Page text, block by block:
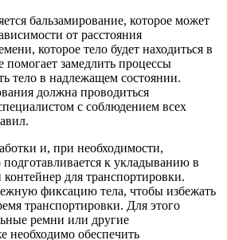
бальзамирование, которое может
от расстояния
которое тело будет находиться в
помогает замедлить процессы
тело в надлежащем состоянии.
должна проводиться
с соблюдением всех
и, при необходимости,
подготавливается к укладыванию в
для транспортировки.
фиксацию тела, чтобы избежать
транспортировки. Для этого
ремни или другие
необходимо обеспечить